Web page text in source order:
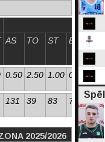
PF
AS TO ST BS C
0.50 2.50 1.00 0.25
131 39 83 71 -
2025/2026